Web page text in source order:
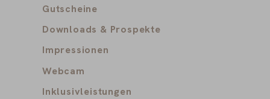
Gutscheine
Downloads & Prospekte
Impressionen
Webcam
Inklusivleistungen